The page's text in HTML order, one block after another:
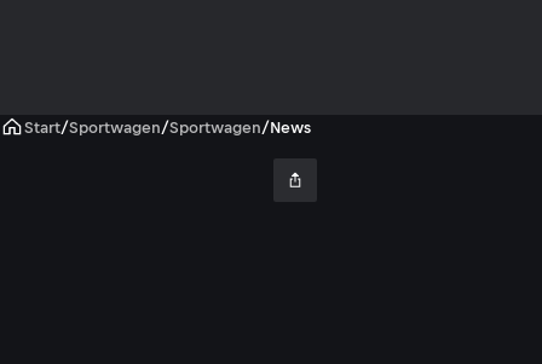
Start/Sportwagen/Sportwagen/News